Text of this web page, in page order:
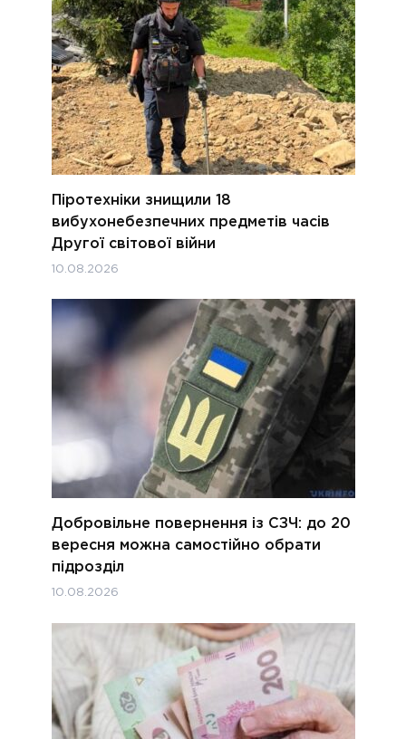
Піротехніки знищили 18
вибухонебезпечних предметів часів
Другої світової війни
10.08.2026
Добровільне повернення із СЗЧ: до 20
вересня можна самостійно обрати
підрозділ
10.08.2026